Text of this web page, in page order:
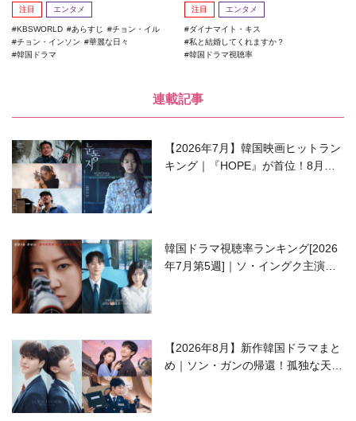
注目 エンタメ
KBSWORLD あらすじ
チョン・イル
チョン・インソン
華麗な日々
韓国ドラマ
注目 エンタメ
ダイナマイト・キス
私と結婚してくれますか？
韓国ドラマ視聴率
連載記事
【2026年7月】韓国映画ヒットラン
キング｜『HOPE』が首位！8月公
韓国ドラマ視聴率ランキング[2026
年7月第5週]｜ソ・イングク主演の
【2026年8月】新作韓国ドラマまと
め｜ソン・ガンの帰還！孤独な天才